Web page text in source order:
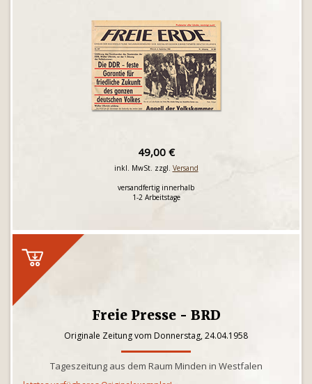
49,00 €
inkl. MwSt. zzgl. Versand
versandfertig innerhalb
1-2 Arbeitstage
Freie Presse - BRD
Originale Zeitung vom Donnerstag, 24.04.1958
Tageszeitung aus dem Raum Minden in Westfalen